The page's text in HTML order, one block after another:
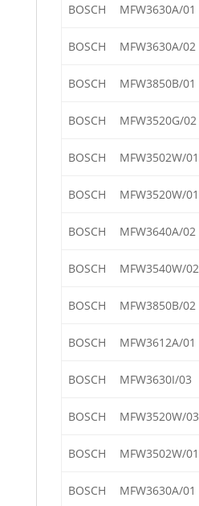
BOSCH MFW3630A/01
BOSCH MFW3630A/02
BOSCH MFW3850B/01
BOSCH MFW3520G/02
BOSCH MFW3502W/01
BOSCH MFW3520W/01
BOSCH MFW3640A/02
BOSCH MFW3540W/02
BOSCH MFW3850B/02
BOSCH MFW3612A/01
BOSCH MFW3630I/03
BOSCH MFW3520W/03
BOSCH MFW3502W/01
BOSCH MFW3630A/01